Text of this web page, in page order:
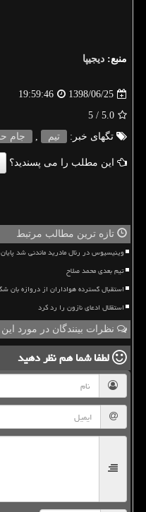
منبع: دیجیپا
1398/06/25
19:59:46
5.0
/ 5
تگهای خبر:
تیم , جام
این مطلب را می پسندید؟
تازه ترین مطالب مرتبط
وینیسیوس در رئال مادرید ماندنی شد
تیم بعدی محمد صلاح
استقبال گسترده هواداران از دروازه بان
استقلال ادعای نازون را رد کرد
نظرات بینندگان در مورد
لطفا شما همنظر دهید